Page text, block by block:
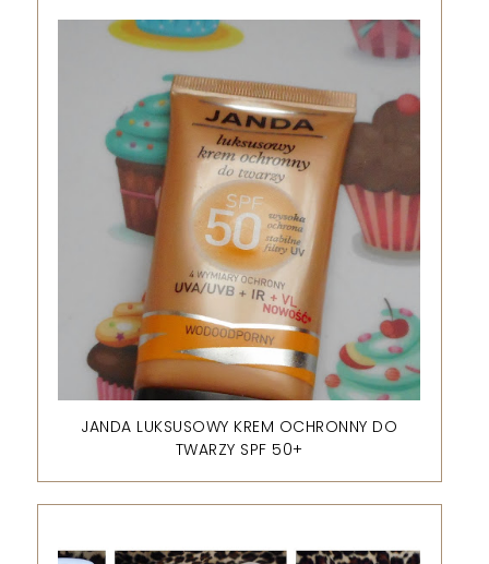
JANDA LUKSUSOWY KREM OCHRONNY DO
TWARZY SPF 50+